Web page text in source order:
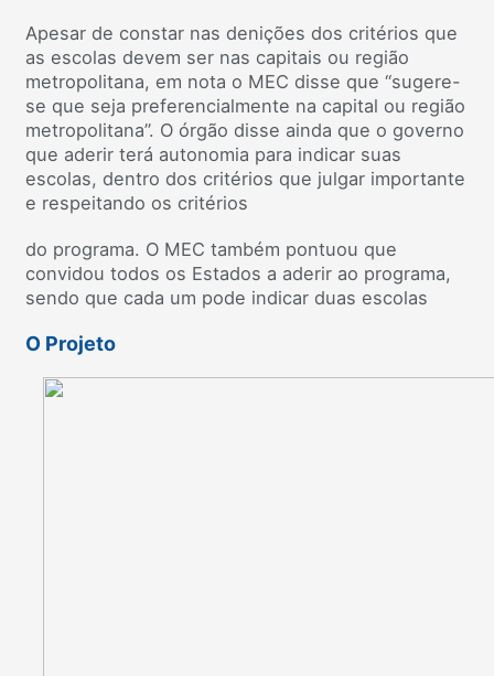
Apesar de constar nas denições dos critérios que
as escolas devem ser nas capitais ou região
metropolitana, em nota o MEC disse que “sugere-
se que seja preferencialmente na capital ou região
metropolitana”. O órgão disse ainda que o governo
que aderir terá autonomia para indicar suas
escolas, dentro dos critérios que julgar importante
e respeitando os critérios
do programa. O MEC também pontuou que
convidou todos os Estados a aderir ao programa,
sendo que cada um pode indicar duas escolas
O Projeto